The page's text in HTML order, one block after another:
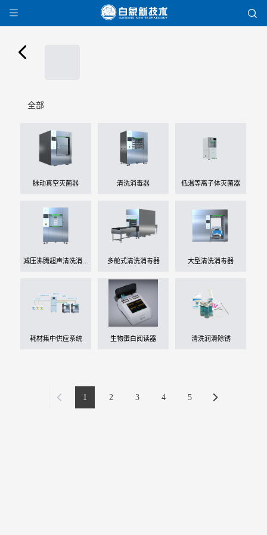
 

全部
脉动真空灭菌器 清洗消毒器 低温等离子体灭菌器
减压沸腾超声清洗消毒
多舱式清洗消毒器 大型清洗消毒器
耗材集中供应系统 生物蛋白阅读器 清洗润滑除锈
1 2 3 4 5